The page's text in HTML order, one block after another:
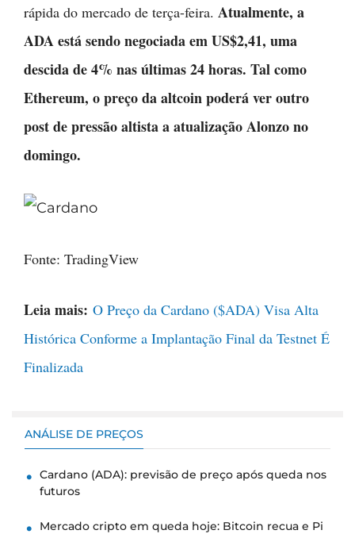
rápida do mercado de terça-feira. Atualmente, a
ADA está sendo negociada em US$2,41, uma
descida de 4% nas últimas 24 horas. Tal como
Ethereum, o preço da altcoin poderá ver outro
post de pressão altista a atualização Alonzo no
domingo.
Fonte: TradingView
Leia mais: O Preço da Cardano ($ADA) Visa Alta
Histórica Conforme a Implantação Final da Testnet É
Finalizada
ANÁLISE DE PREÇOS
Cardano (ADA): previsão de preço após queda nos
futuros
Mercado cripto em queda hoje: Bitcoin recua e Pi